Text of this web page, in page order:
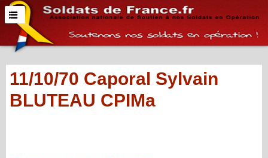
11/10/70 Caporal Sylvain
BLUTEAU CPIMa